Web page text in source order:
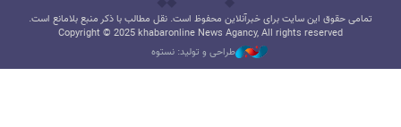
تمامی حقوق این سایت برای خبرآنلاین محفوظ است. نقل مطالب با ذکر منبع بلامانع است.
Copyright © 2025 khabaronline News Agancy, All rights reserved
طراحی و تولید: نستوه